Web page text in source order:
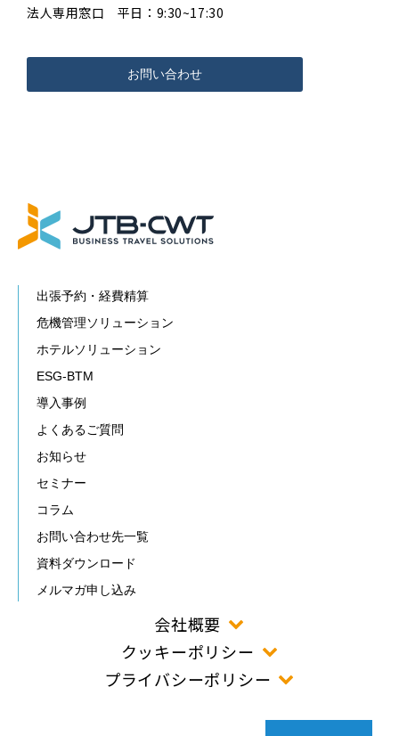
法人専用窓口 平日：9:30~17:30
お問い合わせ
出張予約・経費精算
危機管理ソリューション
ホテルソリューション
ESG-BTM
導入事例
よくあるご質問
お知らせ
セミナー
コラム
お問い合わせ先一覧
資料ダウンロード
メルマガ申し込み
会社概要
クッキーポリシー
プライバシーポリシー